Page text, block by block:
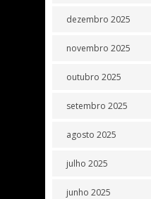
dezembro 2025
novembro 2025
outubro 2025
setembro 2025
agosto 2025
julho 2025
junho 2025